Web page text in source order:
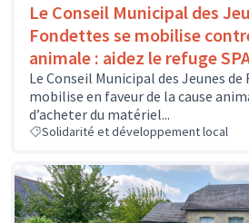
Le Conseil Municipal des
Fondettes se mobilise
animale : aidez le refuge
Le Conseil Municipal des Jeunes de
mobilise en faveur de la cause
d’acheter du matériel...
Solidarité et développement local